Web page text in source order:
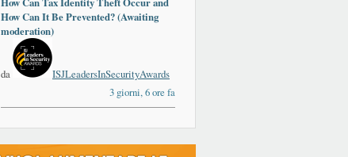
How Can It Be Prevented? (Awaiting
moderation)
da
ISJLeadersInSecurityAwards
3 giorni, 6 ore fa